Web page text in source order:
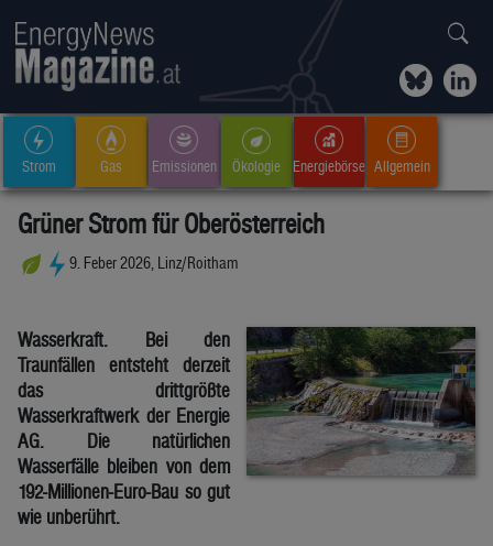
Strom Gas Emissionen Ökologie Energiebörse Allgemein
Grüner Strom für Oberösterreich
9. Feber 2026, Linz/Roitham
Wasserkraft. Bei den
Traunfällen entsteht derzeit
das drittgrößte
Wasserkraftwerk der Energie
AG. Die natürlichen
Wasserfälle bleiben von dem
192-Millionen-Euro-Bau so gut
wie unberührt.